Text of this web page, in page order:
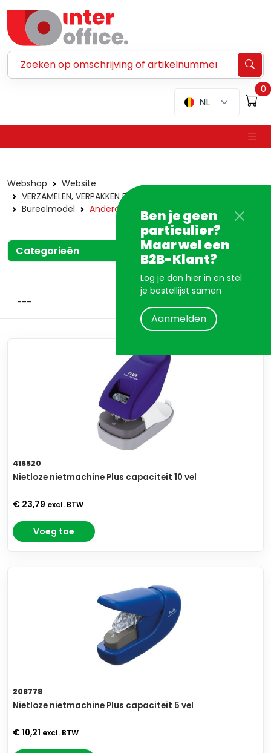
NL
0
Ben je geen
particulier?
Maar wel een
B2B-Klant?
Log je dan hier in en stel
je bestellijst samen
Aanmelden
Webshop
Website
VERZAMELEN, VERPAKKEN EN VERZENDEN
Bureelmodel
Andere merken
Categorieën
416520
Nietloze nietmachine Plus capaciteit 10 vel
€ 23,79 excl. BTW
Voeg toe
208778
Nietloze nietmachine Plus capaciteit 5 vel
€ 10,21 excl. BTW